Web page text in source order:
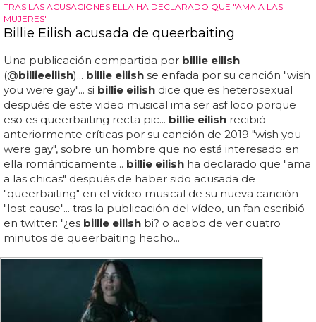
TRAS LAS ACUSACIONES ELLA HA DECLARADO QUE "AMA A LAS
MUJERES"
Billie Eilish acusada de queerbaiting
Una publicación compartida por billie eilish
(@billieeilish)... billie eilish se enfada por su canción "wish
you were gay"... si billie eilish dice que es heterosexual
después de este video musical ima ser asf loco porque
eso es queerbaiting recta pic... billie eilish recibió
anteriormente críticas por su canción de 2019 "wish you
were gay", sobre un hombre que no está interesado en
ella románticamente... billie eilish ha declarado que "ama
a las chicas" después de haber sido acusada de
"queerbaiting" en el vídeo musical de su nueva canción
"lost cause"... tras la publicación del vídeo, un fan escribió
en twitter: "¿es billie eilish bi? o acabo de ver cuatro
minutos de queerbaiting hecho...